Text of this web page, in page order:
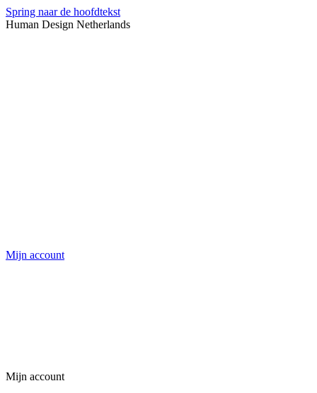
Spring naar de hoofdtekst
Human Design Netherlands
Mijn account
Mijn account